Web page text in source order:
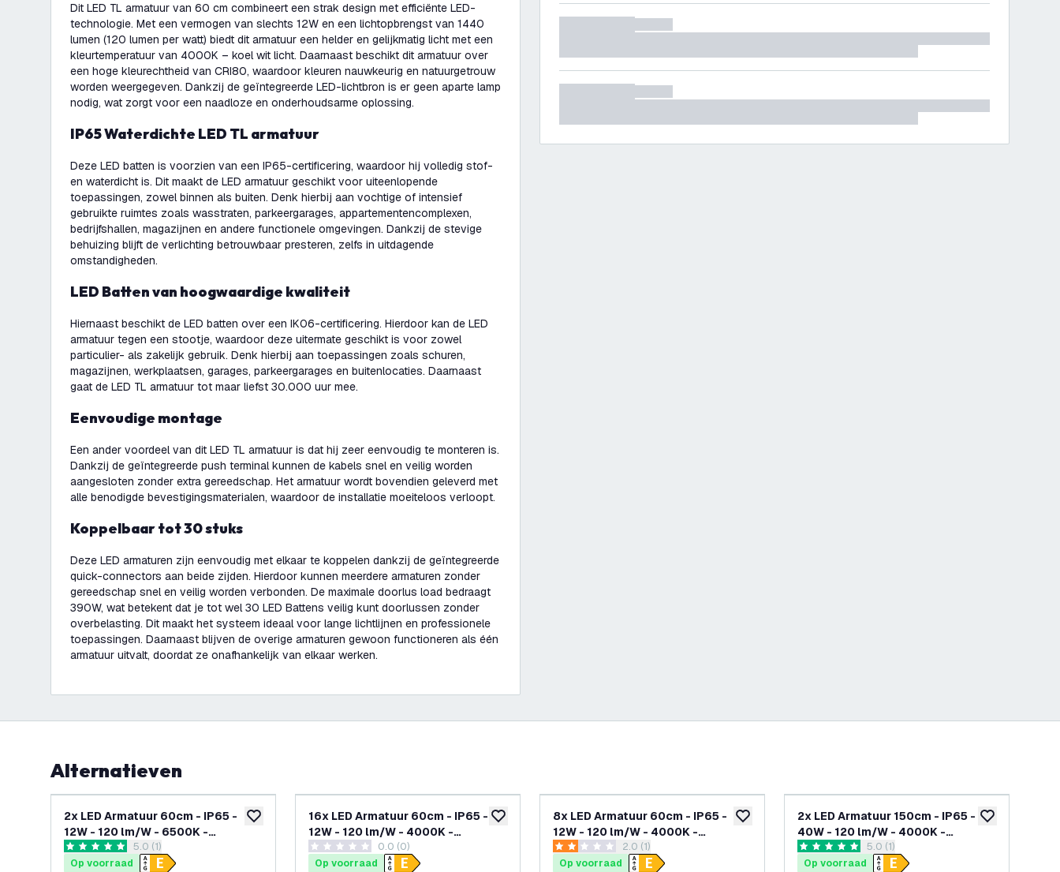
Dit LED TL armatuur van 60 cm combineert een strak design met efficiënte LED-
technologie. Met een vermogen van slechts 12W en een lichtopbrengst van 1440
lumen (120 lumen per watt) biedt dit armatuur een helder en gelijkmatig licht met een
kleurtemperatuur van 4000K – koel wit licht. Daarnaast beschikt dit armatuur over
een hoge kleurechtheid van CRI80, waardoor kleuren nauwkeurig en natuurgetrouw
worden weergegeven. Dankzij de geïntegreerde LED-lichtbron is er geen aparte lamp
nodig, wat zorgt voor een naadloze en onderhoudsarme oplossing.
IP65 Waterdichte LED TL armatuur
Deze LED batten is voorzien van een IP65-certificering, waardoor hij volledig stof-
en waterdicht is. Dit maakt de LED armatuur geschikt voor uiteenlopende
toepassingen, zowel binnen als buiten. Denk hierbij aan vochtige of intensief
gebruikte ruimtes zoals wasstraten, parkeergarages, appartementencomplexen,
bedrijfshallen, magazijnen en andere functionele omgevingen. Dankzij de stevige
behuizing blijft de verlichting betrouwbaar presteren, zelfs in uitdagende
omstandigheden.
LED Batten van hoogwaardige kwaliteit
Hiernaast beschikt de LED batten over een IK06-certificering. Hierdoor kan de LED
armatuur tegen een stootje, waardoor deze uitermate geschikt is voor zowel
particulier- als zakelijk gebruik. Denk hierbij aan toepassingen zoals schuren,
magazijnen, werkplaatsen, garages, parkeergarages en buitenlocaties. Daarnaast
gaat de LED TL armatuur tot maar liefst 30.000 uur mee.
Eenvoudige montage
Een ander voordeel van dit LED TL armatuur is dat hij zeer eenvoudig te monteren is.
Dankzij de geïntegreerde push terminal kunnen de kabels snel en veilig worden
aangesloten zonder extra gereedschap. Het armatuur wordt bovendien geleverd met
alle benodigde bevestigingsmaterialen, waardoor de installatie moeiteloos verloopt.
Koppelbaar tot 30 stuks
Deze LED armaturen zijn eenvoudig met elkaar te koppelen dankzij de geïntegreerde
quick-connectors aan beide zijden. Hierdoor kunnen meerdere armaturen zonder
gereedschap snel en veilig worden verbonden. De maximale doorlus load bedraagt
390W, wat betekent dat je tot wel 30 LED Battens veilig kunt doorlussen zonder
overbelasting. Dit maakt het systeem ideaal voor lange lichtlijnen en professionele
toepassingen. Daarnaast blijven de overige armaturen gewoon functioneren als één
armatuur uitvalt, doordat ze onafhankelijk van elkaar werken.
Alternatieven
toevoegen aan verlanglijst
2x LED Armatuur 60cm - IP65 -
12W - 120 lm/W - 6500K -
Koppelbaar - 3 Jaar Garantie
reviews drawer openen
5 score sterren5.0 (1)
Op voorraad
toevoegen aan verlanglijst
16x LED Armatuur 60cm - IP65 -
12W - 120 lm/W - 4000K -
Koppelbaar - 3 Jaar Garantie
0 score sterren0.0 (0)
Op voorraad
toevoegen aan verlanglijst
8x LED Armatuur 60cm - IP65 -
12W - 120 lm/W - 4000K -
Koppelbaar - 3 Jaar Garantie
reviews drawer openen
2 score sterren2.0 (1)
Op voorraad
toevoegen
2x LED Armatuur 150cm - IP65 -
40W - 120 lm/W - 4000K -
Koppelbaar - 3 Jaar Garantie
reviews drawer openen
5 score sterren5.0 (1)
Op voorraad